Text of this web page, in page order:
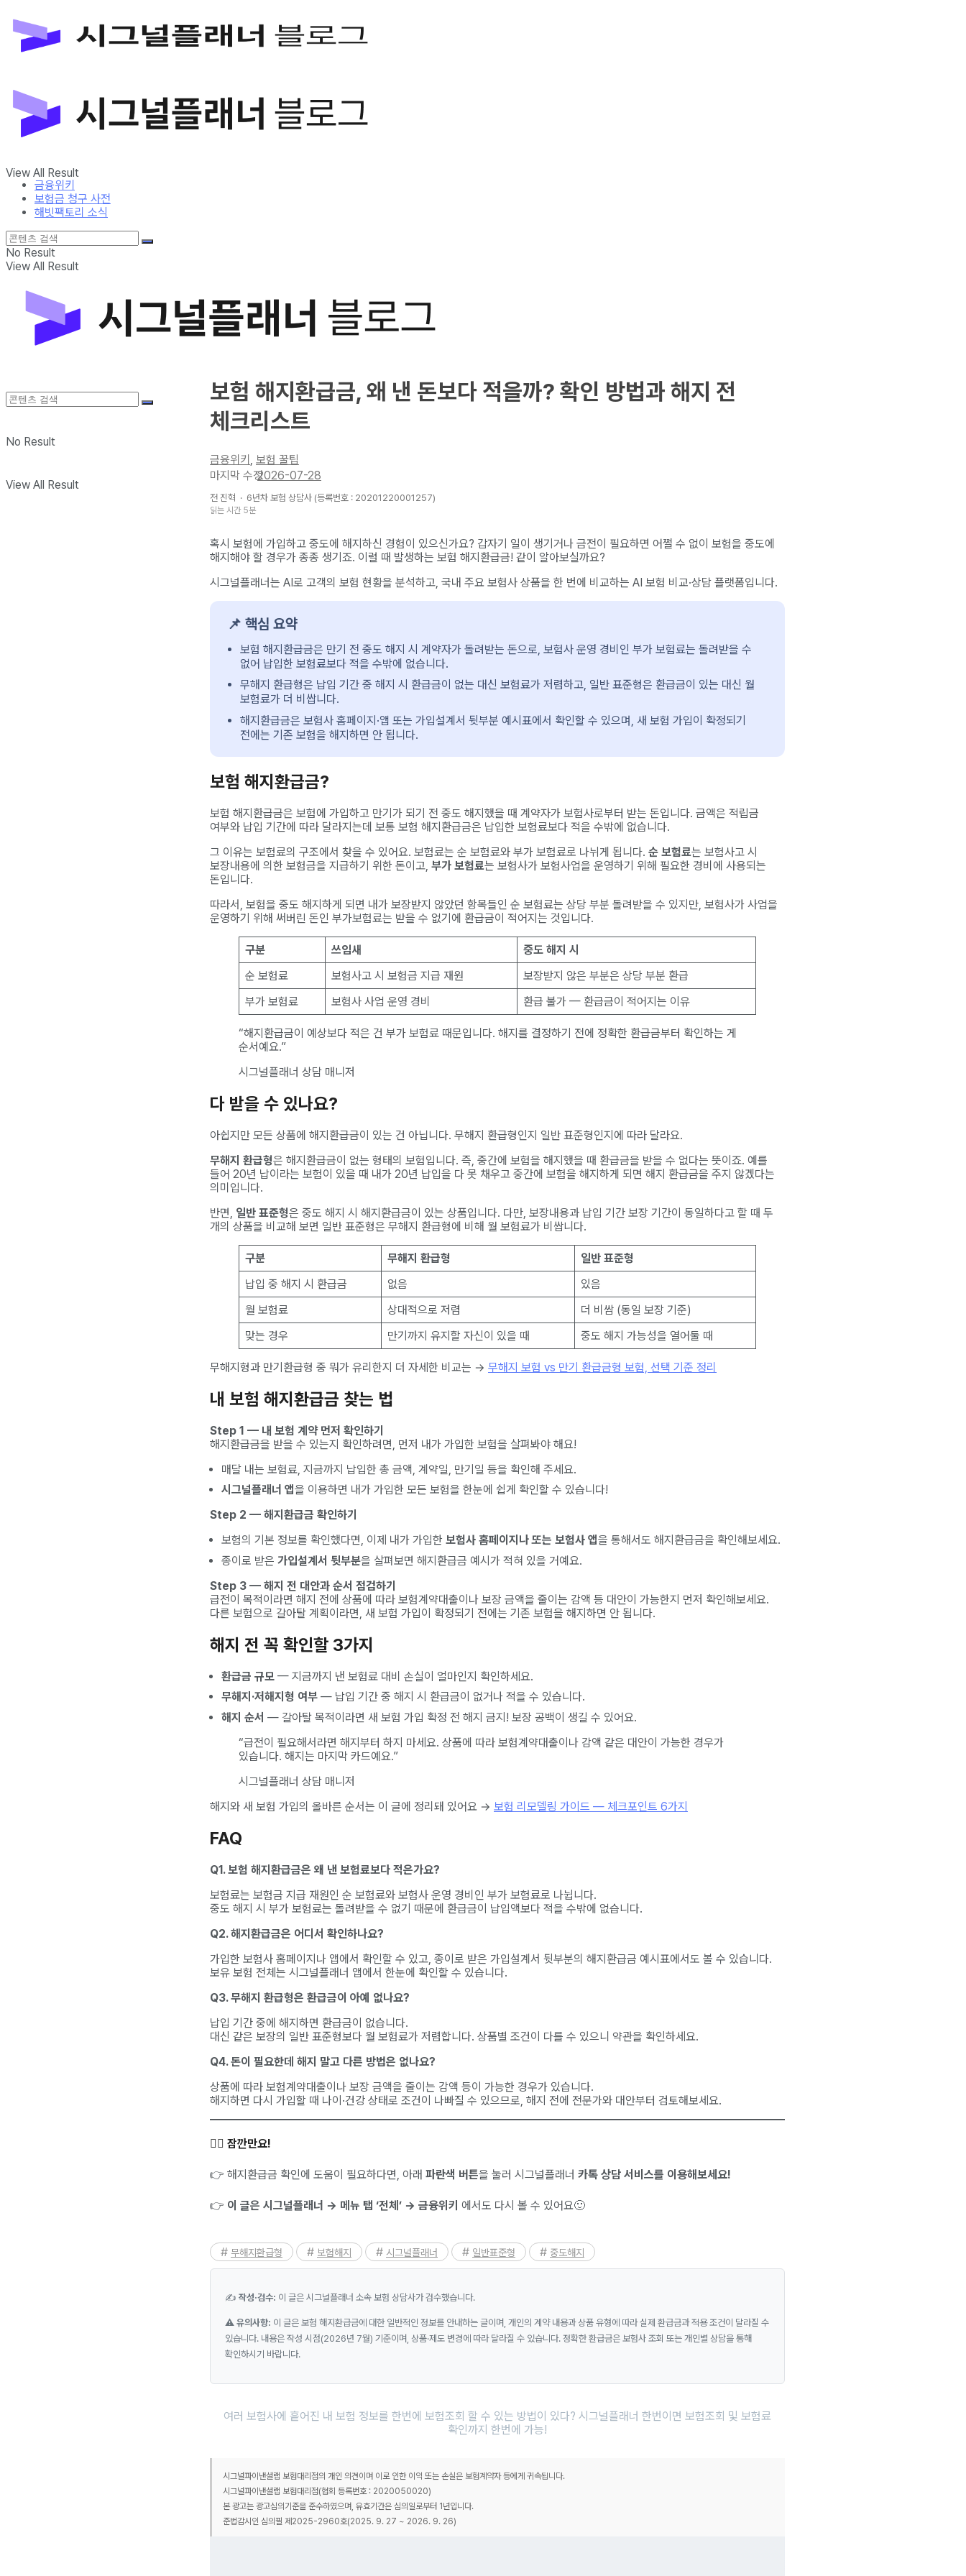
보험금 청구 사전
해빗팩토리 소식
View All Result
금융위키
보험금 청구 사전
해빗팩토리 소식
No Result
View All Result
No Result
View All Result
보험 해지환급금, 왜 낸 돈보다 적을까? 확인 방법과 해지 전
체크리스트
금융위키 , 보험 꿀팁
2026-07-28
전 진혁 · 6년차 보험 상담사 (등록번호 : 20201220001257)
읽는 시간 5분
혹시 보험에 가입하고 중도에 해지하신 경험이 있으신가요? 갑자기 일이 생기거나 금전이 필요하면 어쩔 수 없이 보험을 중도에
해지해야 할 경우가 종종 생기죠. 이럴 때 발생하는 보험 해지환급금! 같이 알아보실까요?
시그널플래너는 AI로 고객의 보험 현황을 분석하고, 국내 주요 보험사 상품을 한 번에 비교하는 AI 보험 비교·상담 플랫폼입니다.
📌 핵심 요약
보험 해지환급금은 만기 전 중도 해지 시 계약자가 돌려받는 돈으로, 보험사 운영 경비인 부가 보험료는 돌려받을 수
없어 납입한 보험료보다 적을 수밖에 없습니다.
무해지 환급형은 납입 기간 중 해지 시 환급금이 없는 대신 보험료가 저렴하고, 일반 표준형은 환급금이 있는 대신 월
보험료가 더 비쌉니다.
해지환급금은 보험사 홈페이지·앱 또는 가입설계서 뒷부분 예시표에서 확인할 수 있으며, 새 보험 가입이 확정되기
전에는 기존 보험을 해지하면 안 됩니다.
보험 해지환급금?
보험 해지환급금은 보험에 가입하고 만기가 되기 전 중도 해지했을 때 계약자가 보험사로부터 받는 돈입니다. 금액은 적립금
여부와 납입 기간에 따라 달라지는데 보통 보험 해지환급금은 납입한 보험료보다 적을 수밖에 없습니다.
그 이유는 보험료의 구조에서 찾을 수 있어요. 보험료는 순 보험료와 부가 보험료로 나뉘게 됩니다. 순 보험료는 보험사고 시
보장내용에 의한 보험금을 지급하기 위한 돈이고, 부가 보험료는 보험사가 보험사업을 운영하기 위해 필요한 경비에 사용되는
돈입니다.
따라서, 보험을 중도 해지하게 되면 내가 보장받지 않았던 항목들인 순 보험료는 상당 부분 돌려받을 수 있지만, 보험사가 사업을
운영하기 위해 써버린 돈인 부가보험료는 받을 수 없기에 환급금이 적어지는 것입니다.
구분 쓰임새
중도 해지 시
순 보험료
보험사고 시 보험금 지급 재원
보장받지 않은 부분은 상당 부분 환급
부가 보험료
보험사 사업 운영 경비 환급 불가 — 환급금이 적어지는 이유
“해지환급금이 예상보다 적은 건 부가 보험료 때문입니다. 해지를 결정하기 전에 정확한 환급금부터 확인하는 게
순서예요.”
시그널플래너 상담 매니저
다 받을 수 있나요?
아쉽지만 모든 상품에 해지환급금이 있는 건 아닙니다. 무해지 환급형인지 일반 표준형인지에 따라 달라요.
무해지 환급형은 해지환급금이 없는 형태의 보험입니다. 즉, 중간에 보험을 해지했을 때 환급금을 받을 수 없다는 뜻이죠. 예를
들어 20년 납이라는 보험이 있을 때 내가 20년 납입을 다 못 채우고 중간에 보험을 해지하게 되면 해지 환급금을 주지 않겠다는
의미입니다.
반면, 일반 표준형은 중도 해지 시 해지환급금이 있는 상품입니다. 다만, 보장내용과 납입 기간 보장 기간이 동일하다고 할 때 두
개의 상품을 비교해 보면 일반 표준형은 무해지 환급형에 비해 월 보험료가 비쌉니다.
구분 무해지 환급형
일반 표준형
납입 중 해지 시 환급금
없음
있음
월 보험료
상대적으로 저렴
더 비쌈 (동일 보장 기준)
맞는 경우
만기까지 유지할 자신이 있을 때 중도 해지 가능성을 열어둘 때
무해지형과 만기환급형 중 뭐가 유리한지 더 자세한 비교는 → 무해지 보험 vs 만기 환급금형 보험, 선택 기준 정리
내 보험 해지환급금 찾는 법
Step 1 — 내 보험 계약 먼저 확인하기
해지환급금을 받을 수 있는지 확인하려면, 먼저 내가 가입한 보험을 살펴봐야 해요!
매달 내는 보험료, 지금까지 납입한 총 금액, 계약일, 만기일 등을 확인해 주세요.
시그널플래너 앱을 이용하면 내가 가입한 모든 보험을 한눈에 쉽게 확인할 수 있습니다!
Step 2 — 해지환급금 확인하기
보험의 기본 정보를 확인했다면, 이제 내가 가입한 보험사 홈페이지나 또는 보험사 앱을 통해서도 해지환급금을 확인해보세요.
종이로 받은 가입설계서 뒷부분을 살펴보면 해지환급금 예시가 적혀 있을 거예요.
Step 3 — 해지 전 대안과 순서 점검하기
급전이 목적이라면 해지 전에 상품에 따라 보험계약대출이나 보장 금액을 줄이는 감액 등 대안이 가능한지 먼저 확인해보세요.
다른 보험으로 갈아탈 계획이라면, 새 보험 가입이 확정되기 전에는 기존 보험을 해지하면 안 됩니다.
해지 전 꼭 확인할 3가지
환급금 규모 — 지금까지 낸 보험료 대비 손실이 얼마인지 확인하세요.
무해지·저해지형 여부 — 납입 기간 중 해지 시 환급금이 없거나 적을 수 있습니다.
해지 순서 — 갈아탈 목적이라면 새 보험 가입 확정 전 해지 금지! 보장 공백이 생길 수 있어요.
“급전이 필요해서라면 해지부터 하지 마세요. 상품에 따라 보험계약대출이나 감액 같은 대안이 가능한 경우가
있습니다. 해지는 마지막 카드예요.”
시그널플래너 상담 매니저
해지와 새 보험 가입의 올바른 순서는 이 글에 정리돼 있어요 → 보험 리모델링 가이드 — 체크포인트 6가지
FAQ
Q1. 보험 해지환급금은 왜 낸 보험료보다 적은가요?
보험료는 보험금 지급 재원인 순 보험료와 보험사 운영 경비인 부가 보험료로 나뉩니다.
중도 해지 시 부가 보험료는 돌려받을 수 없기 때문에 환급금이 납입액보다 적을 수밖에 없습니다.
Q2. 해지환급금은 어디서 확인하나요?
가입한 보험사 홈페이지나 앱에서 확인할 수 있고, 종이로 받은 가입설계서 뒷부분의 해지환급금 예시표에서도 볼 수 있습니다.
보유 보험 전체는 시그널플래너 앱에서 한눈에 확인할 수 있습니다.
Q3. 무해지 환급형은 환급금이 아예 없나요?
납입 기간 중에 해지하면 환급금이 없습니다.
대신 같은 보장의 일반 표준형보다 월 보험료가 저렴합니다. 상품별 조건이 다를 수 있으니 약관을 확인하세요.
Q4. 돈이 필요한데 해지 말고 다른 방법은 없나요?
상품에 따라 보험계약대출이나 보장 금액을 줄이는 감액 등이 가능한 경우가 있습니다.
해지하면 다시 가입할 때 나이·건강 상태로 조건이 나빠질 수 있으므로, 해지 전에 전문가와 대안부터 검토해보세요.
✋🏻 잠깐만요!
👉 해지환급금 확인에 도움이 필요하다면, 아래 파란색 버튼을 눌러 시그널플래너 카톡 상담 서비스를 이용해보세요!
👉 이 글은 시그널플래너 → 메뉴 탭 ‘전체’ → 금융위키 에서도 다시 볼 수 있어요🙂
무해지환급형 보험해지 시그널플래너 일반표준형 중도해지
✍️ 작성·검수: 이 글은 시그널플래너 소속 보험 상담사가 검수했습니다.
⚠️ 유의사항: 이 글은 보험 해지환급금에 대한 일반적인 정보를 안내하는 글이며, 개인의 계약 내용과 상품 유형에 따라 실제 환급금과 적용 조건이 달라질 수
있습니다. 내용은 작성 시점(2026년 7월) 기준이며, 상품·제도 변경에 따라 달라질 수 있습니다. 정확한 환급금은 보험사 조회 또는 개인별 상담을 통해
확인하시기 바랍니다.
여러 보험사에 흩어진 내 보험 정보를 한번에 보험조회 할 수 있는 방법이 있다? 시그널플래너 한번이면 보험조회 및 보험료
확인까지 한번에 가능!
시그널파이낸셜랩 보험대리점의 개인 의견이며 이로 인한 이익 또는 손실은 보험계약자 등에게 귀속됩니다.
시그널파이낸셜랩 보험대리점(협회 등록번호 : 2020050020)
본 광고는 광고심의기준을 준수하였으며, 유효기간은 심의일로부터 1년입니다.
준법감시인 심의필 제2025-2960호(2025. 9. 27 ~ 2026. 9. 26)